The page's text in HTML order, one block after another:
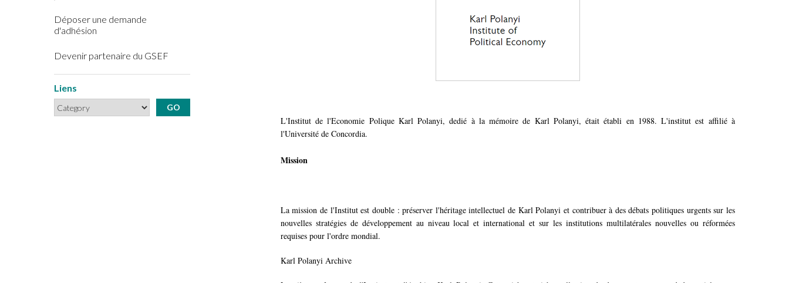
Déposer une demande
d'adhésion
Devenir partenaire du GSEF
Liens
L'Institut de l'Economie Polique Karl Polanyi, dedié à la mémoire de Karl Polanyi, était établi en 1988. L'institut est affilié à
l'Université de Concordia.
Mission
La mission de l'Institut est double : préserver l'héritage intellectuel de Karl Polanyi et contribuer à des débats politiques urgents sur les
nouvelles stratégies de développement au niveau local et international et sur les institutions multilatérales nouvelles ou réformées
requises pour l'ordre mondial.
Karl Polanyi Archive